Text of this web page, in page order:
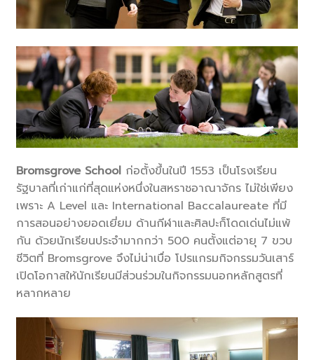
Bromsgrove School ก่อตั้งขึ้นในปี 1553 เป็นโรงเรียน
รัฐบาลที่เก่าแก่ที่สุดแห่งหนึ่งในสหราชอาณาจักร ไม่ใช่เพียง
เพราะ A Level และ International Baccalaureate ที่มี
การสอนอย่างยอดเยี่ยม ด้านกีฬาและศิลปะก็โดดเด่นไม่แพ้
กัน ด้วยนักเรียนประจำมากกว่า 500 คนตั้งแต่อายุ 7 ขวบ
ชีวิตที่ Bromsgrove จึงไม่น่าเบื่อ โปรแกรมกิจกรรมวันเสาร์
เปิดโอกาสให้นักเรียนมีส่วนร่วมในกิจกรรมนอกหลักสูตรที่
หลากหลาย